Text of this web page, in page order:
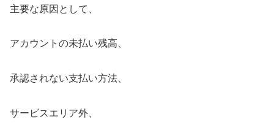
主要な原因として、
アカウントの未払い残高、
承認されない支払い方法、
サービスエリア外、